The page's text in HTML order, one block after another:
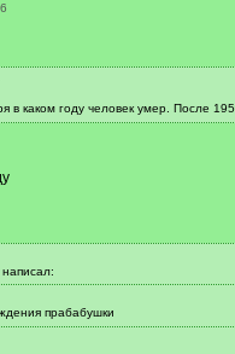
в каком году человек умер. После
прабабушки